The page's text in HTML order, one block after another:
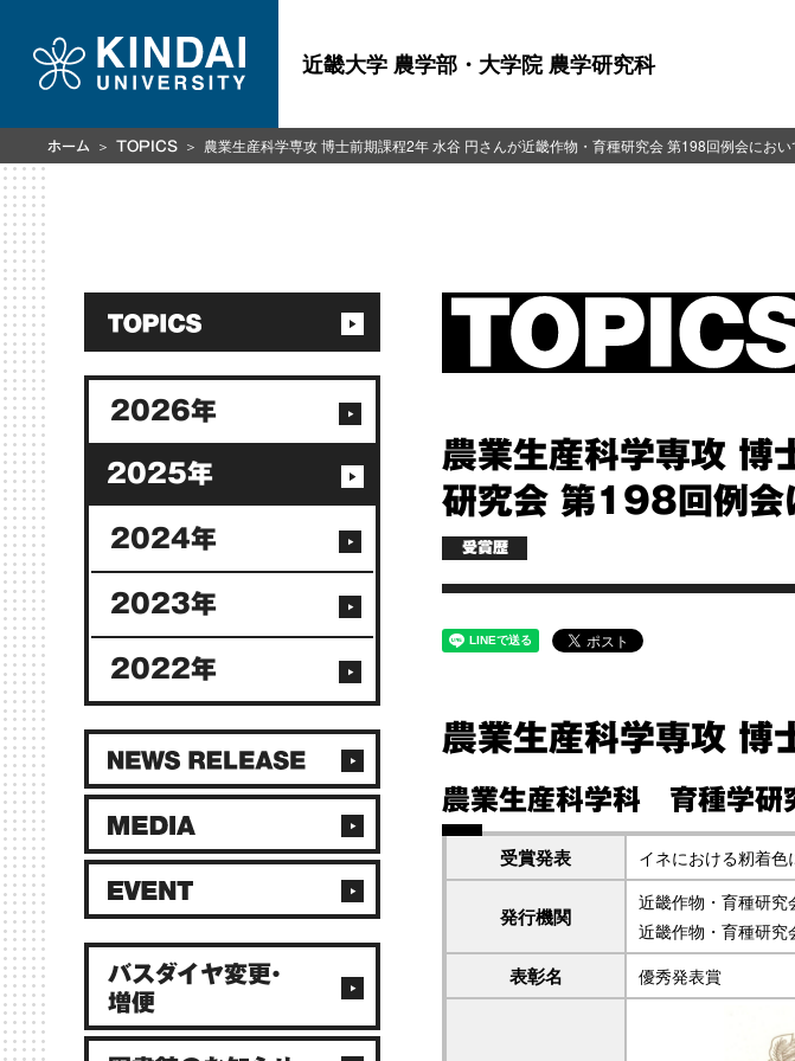
近畿大学 農学部・大学院 農学研究科
ホーム TOPICS 農業生産科学専攻 博士前期課程2年 水谷 円さんが近畿作物・育種研究会 第198回例会にお
農業生産科学専攻 博
研究会 第198回例会
受賞歴
農業生産科学専攻 博
農業生産科学科 育種学研
受賞発表 イネにおける籾着
発行機関
近畿作物・育種研究
近畿作物・育種研究
表彰名 優秀発表賞
2026年
2025年
2024年
2023年
2022年
バスダイヤ変更・
増便